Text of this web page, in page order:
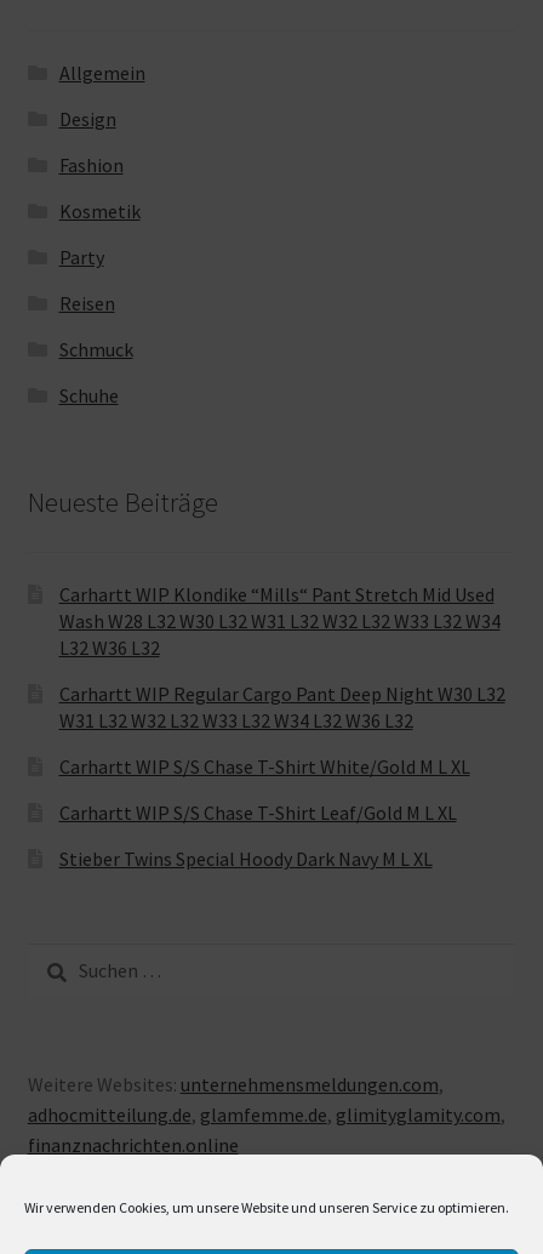
Wir verwenden Cookies, um unsere Website und unseren Service zu optimieren.
Allgemein
Design
Fashion
Kosmetik
Party
Reisen
Schmuck
Schuhe
Neueste Beiträge
Carhartt WIP Klondike “Mills“ Pant Stretch Mid Used
Wash W28 L32 W30 L32 W31 L32 W32 L32 W33 L32 W34
L32 W36 L32
Carhartt WIP Regular Cargo Pant Deep Night W30 L32
W31 L32 W32 L32 W33 L32 W34 L32 W36 L32
Carhartt WIP S/S Chase T-Shirt White/Gold M L XL
Carhartt WIP S/S Chase T-Shirt Leaf/Gold M L XL
Stieber Twins Special Hoody Dark Navy M L XL
nach:
Weitere Websites: unternehmensmeldungen.com,
adhocmitteilung.de, glamfemme.de, glimityglamity.com,
finanznachrichten.online